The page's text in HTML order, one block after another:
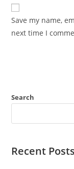
comment
URL
(optional)
Save my name,
next time I
Search
Recent Posts